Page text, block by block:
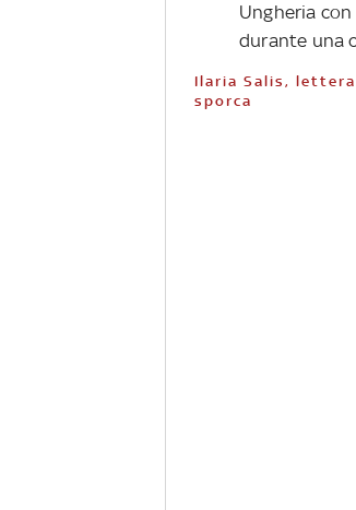
Ungheria
durante una
Ilaria Salis, lettera dal carcere: rimasta per 5 settimane con vestiti e biancheria
sporca